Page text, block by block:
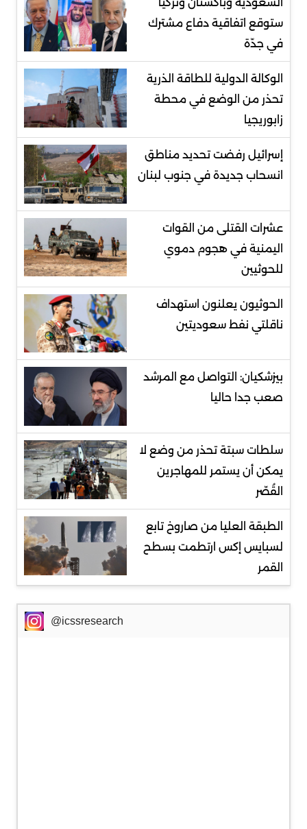
ستوقع اتفاقية دفاع مشترك
في جدّة
الوكالة الدولية للطاقة الذرية
تحذر من الوضع في محطة
زابوريجيا
إسرائيل رفضت تحديد مناطق
انسحاب جديدة في جنوب لبنان
عشرات القتلى من القوات
اليمنية في هجوم دموي
للحوثيين
الحوثيون يعلنون استهداف
ناقلتي نفط سعوديتين
بيزشكيان: التواصل مع المرشد
صعب جدا حاليا
سلطات سبتة تحذر من وضع لا
يمكن أن يستمر للمهاجرين
القُصّر
الطبقة العليا من صاروخ تابع
لسبايس إكس ارتطمت بسطح
القمر
@icssresearch